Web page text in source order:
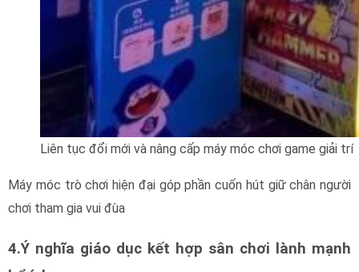
Liên tục đổi mới và nâng cấp máy móc chơi game giải trí
Máy móc trò chơi hiện đại góp phần cuốn hút giữ chân người
chơi tham gia vui đùa
4.Ý nghĩa giáo dục kết hợp sân chơi lành mạnh